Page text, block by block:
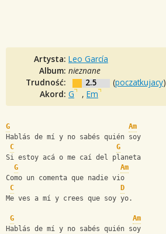
Artysta: Leo García
Album: nieznane
Trudność:
2.5 (poczatkujacy)
Akord: G , Em
G
Am
Hablás de mí y no sabés quién soy
C
G
Si estoy acá o me caí del planeta
G
Am
Como un comenta que nadie vio
C
D
Me ves a mí y crees que soy yo.
G
Am
Hablás de mí y no sabés quién soy